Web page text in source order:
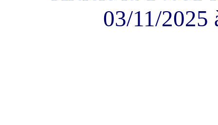
03/11/2025